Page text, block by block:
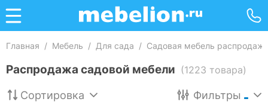
Главная / Мебель / Для сада / Садовая мебель
Распродажа садовой мебели (1223 товара)
Сортировка Фильтры